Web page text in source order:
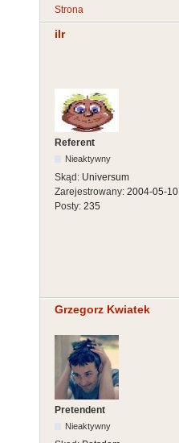
Strona
ilr
Referent
Nieaktywny
Skąd: Universum
Zarejestrowany: 2004-05-10
Posty: 235
Grzegorz Kwiatek
Pretendent
Nieaktywny